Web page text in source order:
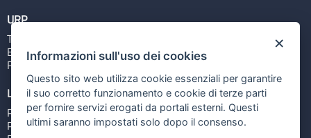
URP
Tel: 800713939
Email:quiregione@regione.puglia.it
Rubrica
Link utili
Portale Istituzionale
PO FESR Puglia 2014-2020
×
Informazioni sull'uso dei cookies
Questo sito web utilizza cookie essenziali per garantire
il suo corretto funzionamento e cookie di terze parti
per fornire servizi erogati da portali esterni. Questi
ultimi saranno impostati solo dopo il consenso.